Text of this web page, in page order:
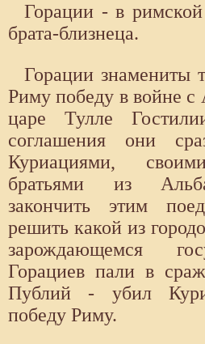
Горации - в
брата-близнеца.
Горации знамениты
Риму победу в войне
царе Тулле
соглашения они
Куриациями,
братьями из
закончить этим
решить какой из
зарождающемся
Горациев пали в
Публий - убил
победу Риму.